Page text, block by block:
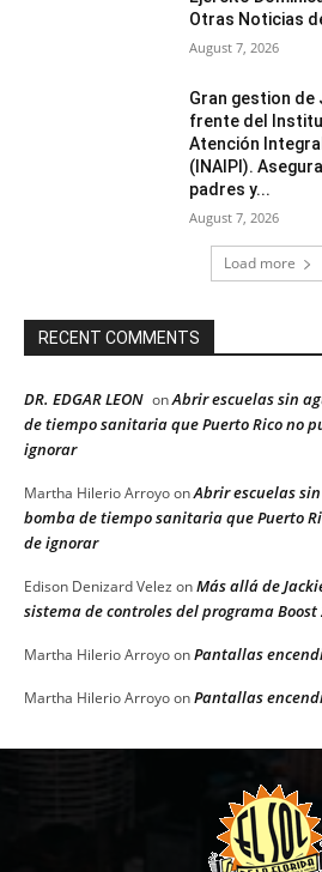
Otras Noticias
August 7, 2026
Gran gestion de
frente del
Atención
(INAIPI).
padres y...
August 7, 2026
Load more
RECENT COMMENTS
DR. EDGAR LEON onAbrir escuelas sin
de tiempo sanitaria que Puerto Rico no
ignorar
Martha Hilerio ArroyoonAbrir escuelas
bomba de tiempo sanitaria que Puerto
de ignorar
Edison Denizard Velez onMás allá de
sistema de controles del programa Boost
Martha Hilerio ArroyoonPantallas
Martha Hilerio ArroyoonPantallas